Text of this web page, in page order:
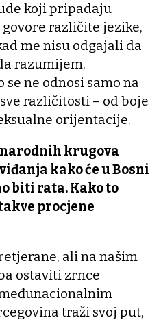
koji pripadaju
različite jezike,
me nisu odgajali da
razumijem,
ne odnosi samo na
različitosti – od boje
orijentacije.
krugova
kako će u Bosni
biti rata. Kako to
procjene
ali na našim
ostaviti zrnce
traži svoj put,